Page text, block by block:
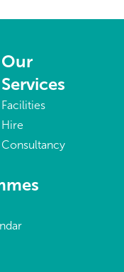
Our
Services
Facilities
Hire
Consultancy